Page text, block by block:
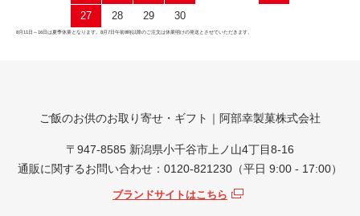
27
28 29 30
8月11日～16日は夏季休業となります。8月7日午前8時以降のご注文は休業明けの発送とさせていただきます。
ご飯のお供のお取り寄せ・ギフト｜阿部幸製菓株式会社
〒947-8585 新潟県小千谷市上ノ山4丁目8-16
通販に関するお問い合わせ：0120-821230（平日 9:00 - 17:00）
ブランドサイトはこちら